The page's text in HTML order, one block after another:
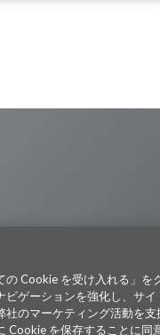
の最新ニュー
〒104-0033 東京都中央区
2 茅場町タワー13F/16F
の Cookie を受け入れる」を
ビゲーションを強化し、サ
社のマーケティング活動を
Cookie を保存することに同